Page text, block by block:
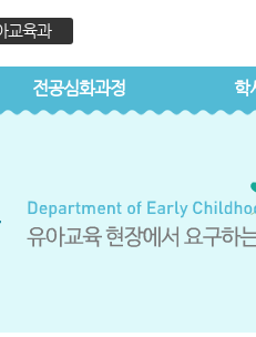
교육과
전공심화과정 학